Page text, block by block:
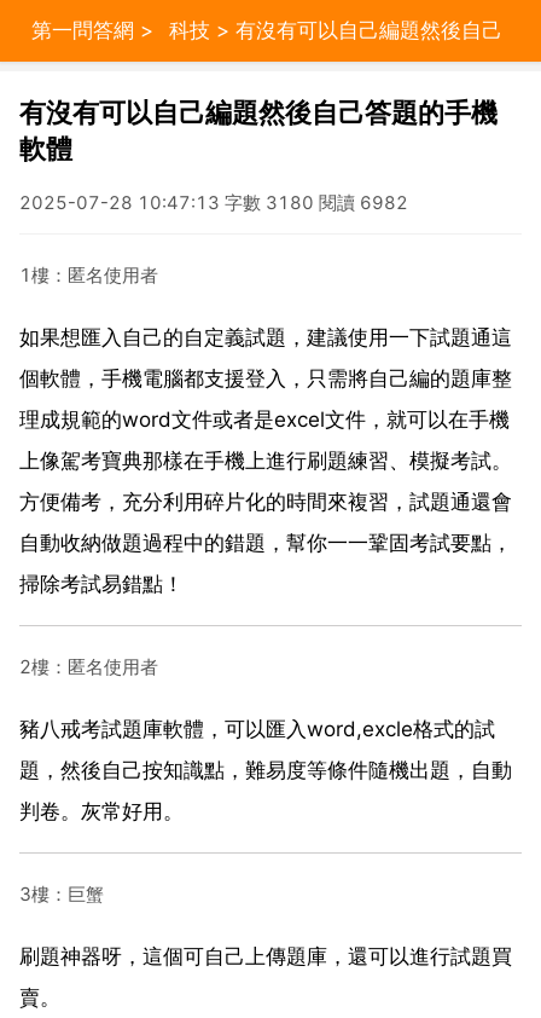
第一問答網 > 科技 > 有沒有可以自己編題然後自己
有沒有可以自己編題然後自己答題的手機
軟體
2025-07-28 10:47:13 字數 3180 閱讀 6982
1樓：匿名使用者
如果想匯入自己的自定義試題，建議使用一下試題通這
個軟體，手機電腦都支援登入，只需將自己編的題庫整
理成規範的word文件或者是excel文件，就可以在手機
上像駕考寶典那樣在手機上進行刷題練習、模擬考試。
方便備考，充分利用碎片化的時間來複習，試題通還會
自動收納做題過程中的錯題，幫你一一鞏固考試要點，
掃除考試易錯點！
2樓：匿名使用者
豬八戒考試題庫軟體，可以匯入word,excle格式的試
題，然後自己按知識點，難易度等條件隨機出題，自動
判卷。灰常好用。
3樓：巨蟹
刷題神器呀，這個可自己上傳題庫，還可以進行試題買
賣。